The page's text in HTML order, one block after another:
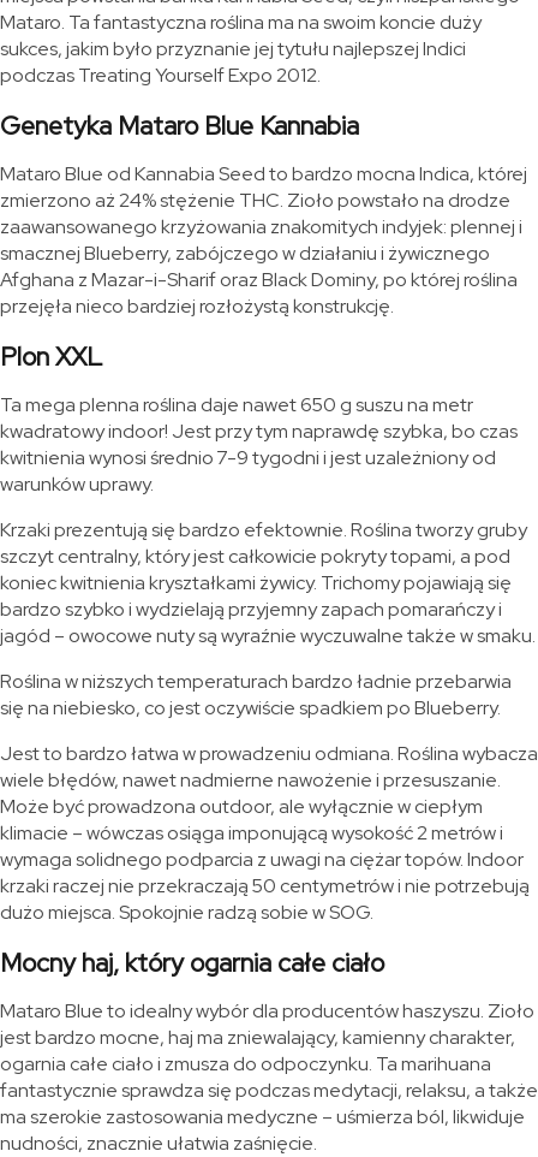
Mataro. Ta fantastyczna roślina ma na swoim koncie duży
sukces, jakim było przyznanie jej tytułu najlepszej Indici
podczas Treating Yourself Expo 2012.
Genetyka Mataro Blue Kannabia
Mataro Blue od Kannabia Seed to bardzo mocna Indica, której
zmierzono aż 24% stężenie THC. Zioło powstało na drodze
zaawansowanego krzyżowania znakomitych indyjek: plennej i
smacznej Blueberry, zabójczego w działaniu i żywicznego
Afghana z Mazar-i-Sharif oraz Black Dominy, po której roślina
przejęła nieco bardziej rozłożystą konstrukcję.
Plon XXL
Ta mega plenna roślina daje nawet 650 g suszu na metr
kwadratowy indoor! Jest przy tym naprawdę szybka, bo czas
kwitnienia wynosi średnio 7-9 tygodni i jest uzależniony od
warunków uprawy.
Krzaki prezentują się bardzo efektownie. Roślina tworzy gruby
szczyt centralny, który jest całkowicie pokryty topami, a pod
koniec kwitnienia kryształkami żywicy. Trichomy pojawiają się
bardzo szybko i wydzielają przyjemny zapach pomarańczy i
jagód – owocowe nuty są wyraźnie wyczuwalne także w smaku.
Roślina w niższych temperaturach bardzo ładnie przebarwia
się na niebiesko, co jest oczywiście spadkiem po Blueberry.
Jest to bardzo łatwa w prowadzeniu odmiana. Roślina wybacza
wiele błędów, nawet nadmierne nawożenie i przesuszanie.
Może być prowadzona outdoor, ale wyłącznie w ciepłym
klimacie – wówczas osiąga imponującą wysokość 2 metrów i
wymaga solidnego podparcia z uwagi na ciężar topów. Indoor
krzaki raczej nie przekraczają 50 centymetrów i nie potrzebują
dużo miejsca. Spokojnie radzą sobie w SOG.
Mocny haj, który ogarnia całe ciało
Mataro Blue to idealny wybór dla producentów haszyszu. Zioło
jest bardzo mocne, haj ma zniewalający, kamienny charakter,
ogarnia całe ciało i zmusza do odpoczynku. Ta marihuana
fantastycznie sprawdza się podczas medytacji, relaksu, a także
ma szerokie zastosowania medyczne – uśmierza ból, likwiduje
nudności, znacznie ułatwia zaśnięcie.